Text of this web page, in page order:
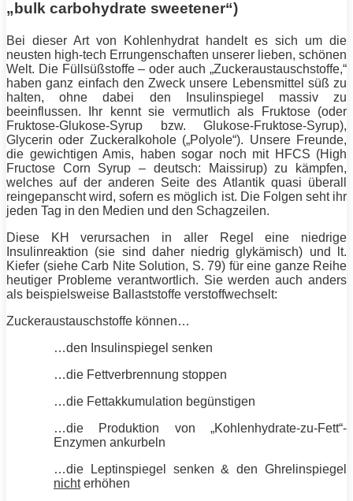
„bulk carbohydrate sweetener“)
Bei dieser Art von Kohlenhydrat handelt es sich um die
neusten high-tech Errungenschaften unserer lieben, schönen
Welt. Die Füllsüßstoffe – oder auch „Zuckeraustauschstoffe,“
haben ganz einfach den Zweck unsere Lebensmittel süß zu
halten, ohne dabei den Insulinspiegel massivzu
beeinflussen. Ihr kennt sie vermutlich als Fruktose (oder
Fruktose-Glukose-Syrup bzw. Glukose-Fruktose-Syrup),
Glycerin oder Zuckeralkohole („Polyole“). Unsere Freunde,
die gewichtigen Amis, haben sogar noch mit HFCS (High
Fructose Corn Syrup – deutsch: Maissirup) zu kämpfen,
welches auf der anderen Seite des Atlantik quasi überall
reingepanscht wird, sofern es möglich ist. Die Folgen seht ihr
jeden Tag in den Medien und den Schagzeilen.
Diese KH verursachen in aller Regel eine niedrige
Insulinreaktion (sie sind daher niedrig glykämisch) und lt.
Kiefer (siehe Carb Nite Solution, S. 79) für eine ganze Reihe
heutiger Probleme verantwortlich. Sie werden auch anders
als beispielsweise Ballaststoffe verstoffwechselt:
Zuckeraustauschstoffe können…
…den Insulinspiegel senken
…die Fettverbrennung stoppen
…die Fettakkumulation begünstigen
…die Produktion von „Kohlenhydrate-zu-Fett“-
Enzymen ankurbeln
…die Leptinspiegel senken & den Ghrelinspiegel
nichterhöhen